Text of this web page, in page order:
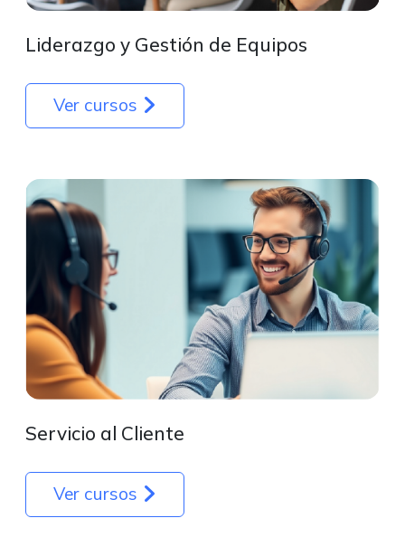
Liderazgo y Gestión de Equipos
Ver cursos
Servicio al Cliente
Ver cursos